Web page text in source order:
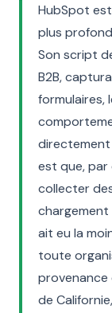
HubSpot
plus
Son script
B2B,
formulaires,
directement
est que,
collecter
ait eu la
toute
provenance
de